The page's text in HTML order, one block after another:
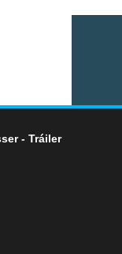
- Tráiler